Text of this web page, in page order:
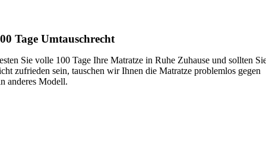
Tage Umtauschrecht
Sie volle 100 Tage Ihre Matratze in Ruhe Zuhause und sollten
zufrieden sein, tauschen wir Ihnen die Matratze problemlos gegen
anderes Modell.